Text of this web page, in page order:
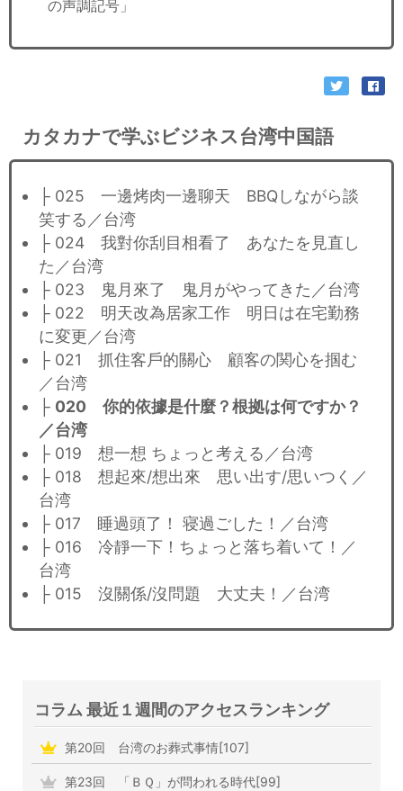
の声調記号」
カタカナで学ぶビジネス台湾中国語
├ 025 一邊烤肉一邊聊天 BBQしながら談
笑する／台湾
├ 024 我對你刮目相看了 あなたを見直し
た／台湾
├ 023 鬼月來了 鬼月がやってきた／台湾
├ 022 明天改為居家工作 明日は在宅勤務
に変更／台湾
├ 021 抓住客戶的關心 顧客の関心を掴む
／台湾
├ 020 你的依據是什麼？根拠は何ですか？
／台湾
├ 019 想一想 ちょっと考える／台湾
├ 018 想起來/想出來 思い出す/思いつく／
台湾
├ 017 睡過頭了！ 寝過ごした！／台湾
├ 016 冷靜一下！ちょっと落ち着いて！／
台湾
├ 015 沒關係/沒問題 大丈夫！／台湾
コラム 最近１週間のアクセスランキング
第20回 台湾のお葬式事情[107]
第23回 「ＢＱ」が問われる時代[99]